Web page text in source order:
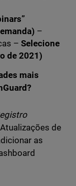
–
– Selecione
de 2021)
mais
de
as